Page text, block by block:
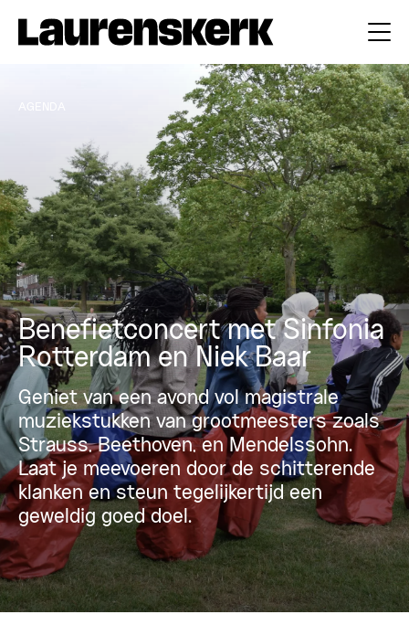
Benefietconcert met Sinfonia
Rotterdam en Niek Baar
Geniet van een avond vol magistrale
muziekstukken van grootmeesters zoals
Strauss, Beethoven, en Mendelssohn.
Laat je meevoeren door de schitterende
klanken en steun tegelijkertijd een
geweldig goed doel.